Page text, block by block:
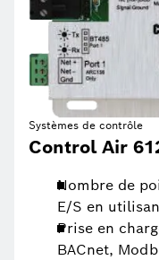
Systèmes de contrôle
Control Air
Nombre de
E/S en
Prise en
BACnet,